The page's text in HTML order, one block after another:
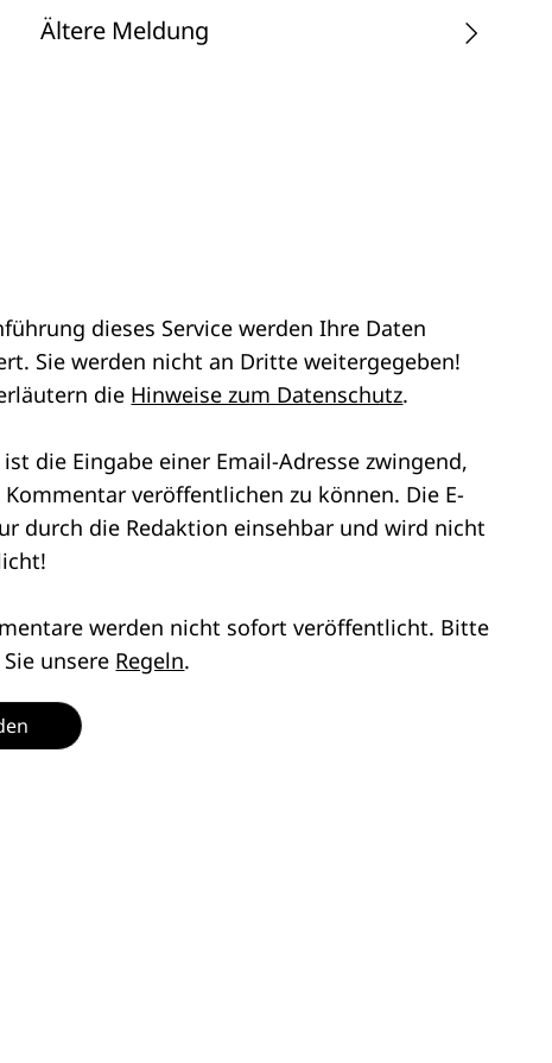
Ältere Meldung
dieses Service werden Ihre Daten
Sie werden nicht an Dritte weitergegeben!
die Hinweise zum Datenschutz.
die Eingabe einer Email-Adresse zwingend,
veröffentlichen zu können. Die E-
durch die Redaktion einsehbar und wird nicht
werden nicht sofort veröffentlicht. Bitte
unsere Regeln.